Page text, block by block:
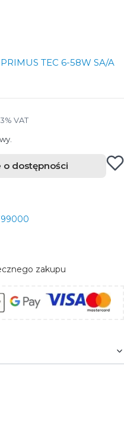
TEC 6-58W SA/A
VAT
VAT
dostępności
zakupu